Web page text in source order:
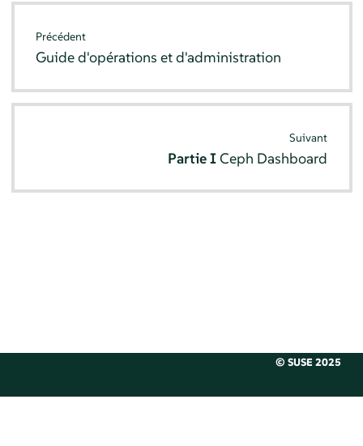
Précédent
Guide d'opérations et d'administration
Suivant
Partie ICeph Dashboard
© SUSE 2025